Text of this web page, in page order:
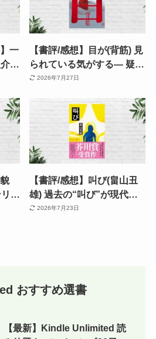
一
)
成
テ
》
【書評/感想】目が(背筋) 見
られている気がする— 疑心
暗鬼は闇より怖い。71ペー
2026年7月27日
【書評/感想】叫び(畠山丑
雄) 過去の“叫び”が現代人
を揺さぶる。芥川賞らしい
2026年7月23日
おすすめ選書
【最新】Kindle Unlimited 読